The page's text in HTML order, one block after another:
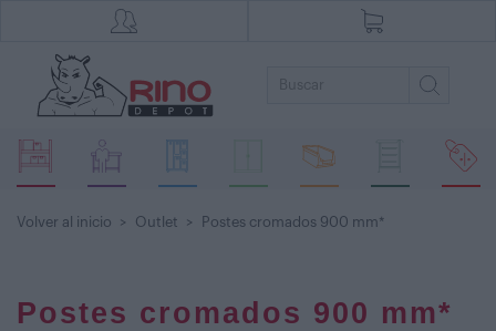
Volver al inicio > Outlet > Postes cromados 900 mm*
Postes cromados 900 mm*